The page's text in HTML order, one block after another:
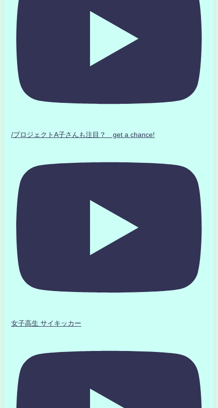
/プロジェクトA子さんも注目？ get a chance!
女子高生 サイキッカー